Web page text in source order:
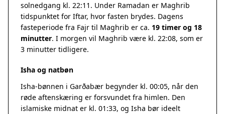
solnedgang kl. 22:11. Under Ramadan er Maghrib
tidspunktet for Iftar, hvor fasten brydes. Dagens
fasteperiode fra Fajr til Maghrib er ca. 19 timer og 18
minutter. I morgen vil Maghrib være kl. 22:08, som er
3 minutter tidligere.
Isha og natbøn
Isha-bønnen i Garðabær begynder kl. 00:05, når den
røde aftenskæring er forsvundet fra himlen. Den
islamiske midnat er kl. 01:33, og Isha bør ideelt